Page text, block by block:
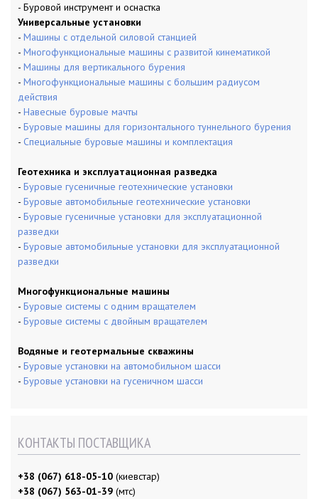
- Буровой инструмент и оснастка
Универсальные установки
- Машины с отдельной силовой станцией
- Многофункциональные машины с развитой кинематикой
- Машины для вертикального бурения
- Многофункциональные машины с большим радиусом
действия
- Навесные буровые мачты
- Буровые машины для горизонтального туннельного бурения
- Специальные буровые машины и комплектация
Геотехника и эксплуатационная разведка
- Буровые гусеничные геотехнические установки
- Буровые автомобильные геотехнические установки
- Буровые гусеничные установки для эксплуатационной
разведки
- Буровые автомобильные установки для эксплуатационной
разведки
Многофункциональные машины
- Буровые системы с одним вращателем
- Буровые системы с двойным вращателем
Водяные и геотермальные скважины
- Буровые установки на автомобильном шасси
- Буровые установки на гусеничном шасси
КОНТАКТЫ ПОСТАВЩИКА
+38 (067) 618-05-10 (киевстар)
+38 (067) 563-01-39 (мтс)